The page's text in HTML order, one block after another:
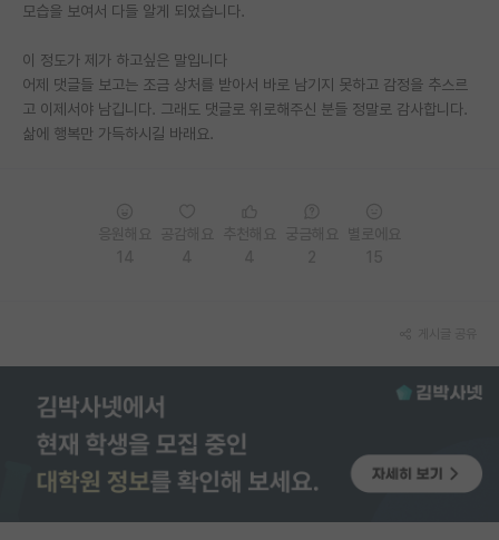
모습을 보여서 다들 알게 되었습니다.
이 정도가 제가 하고싶은 말입니다
어제 댓글들 보고는 조금 상처를 받아서 바로 남기지 못하고 감정을 추스르
고 이제서야 남깁니다. 그래도 댓글로 위로해주신 분들 정말로 감사합니다.
삶에 행복만 가득하시길 바래요.